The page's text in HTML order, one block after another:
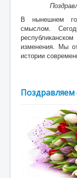
В нынешнем
смыслом.
изменения. Мы
истории
Поздравляем